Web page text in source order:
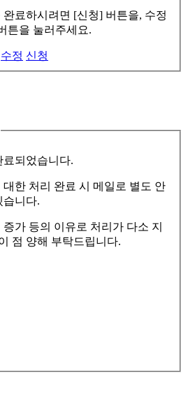
료하시려면 [신청] 버튼을, 수정
튼을 눌러주세요.
수정 신청
되었습니다.
한 처리 완료 시 메일로 별도 안
습니다.
가 등의 이유로 처리가 다소 지
점 양해 부탁드립니다.